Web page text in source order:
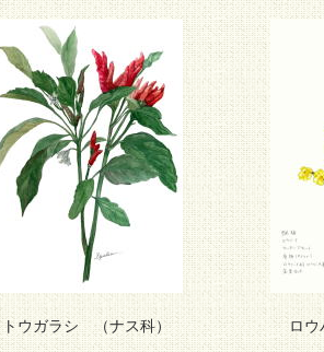
トウガラシ （ナス科） ロ